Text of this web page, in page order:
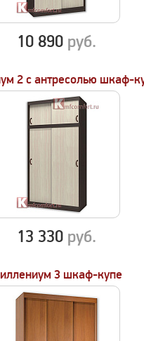
10 890 руб.
2 с антресолью шкаф-
13 330 руб.
3 шкаф-купе